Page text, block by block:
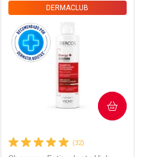
Dermaclub
Por Menos
(32)
DERMACLUB
COMPRAR